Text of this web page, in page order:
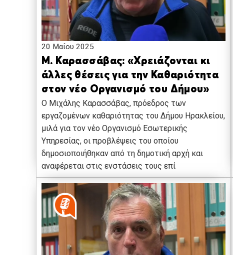
20 Μαΐου 2025
Μ. Καρασσάβας: «Χρειάζονται κι
άλλες θέσεις για την Καθαριότητα
στον νέο Οργανισμό του Δήμου»
Ο Μιχάλης Καρασσάβας, πρόεδρος των
εργαζομένων καθαριότητας του Δήμου Ηρακλείου,
μιλά για τον νέο Οργανισμό Εσωτερικής
Υπηρεσίας, οι προβλέψεις του οποίου
δημοσιοποιήθηκαν από τη δημοτική αρχή και
αναφέρεται στις ενστάσεις τους επί